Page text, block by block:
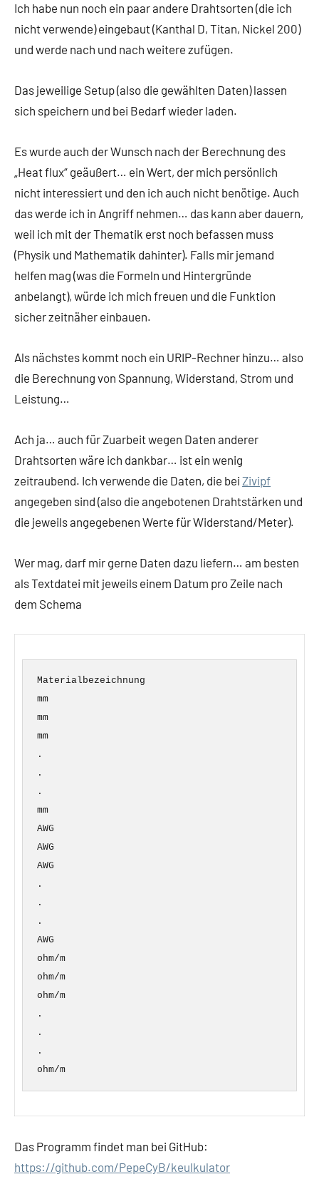
Ich habe nun noch ein paar andere Drahtsorten (die ich
nicht verwende) eingebaut (Kanthal D, Titan, Nickel 200)
und werde nach und nach weitere zufügen.
Das jeweilige Setup (also die gewählten Daten) lassen
sich speichern und bei Bedarf wieder laden.
Es wurde auch der Wunsch nach der Berechnung des
„Heat flux“ geäußert… ein Wert, der mich persönlich
nicht interessiert und den ich auch nicht benötige. Auch
das werde ich in Angriff nehmen… das kann aber dauern,
weil ich mit der Thematik erst noch befassen muss
(Physik und Mathematik dahinter). Falls mir jemand
helfen mag (was die Formeln und Hintergründe
anbelangt), würde ich mich freuen und die Funktion
sicher zeitnäher einbauen.
Als nächstes kommt noch ein URIP-Rechner hinzu… also
die Berechnung von Spannung, Widerstand, Strom und
Leistung…
Ach ja… auch für Zuarbeit wegen Daten anderer
Drahtsorten wäre ich dankbar… ist ein wenig
zeitraubend. Ich verwende die Daten, die bei Zivipf
angegeben sind (also die angebotenen Drahtstärken und
die jeweils angegebenen Werte für Widerstand/Meter).
Wer mag, darf mir gerne Daten dazu liefern… am besten
als Textdatei mit jeweils einem Datum pro Zeile nach
dem Schema
Materialbezeichnung
mm
mm
mm
.
.
.
mm
AWG
AWG
AWG
.
.
.
AWG
ohm/m
ohm/m
ohm/m
.
.
.
ohm/m
Das Programm findet man bei GitHub:
https://github.com/PepeCyB/keulkulator